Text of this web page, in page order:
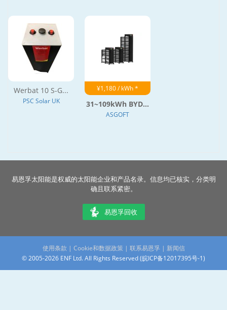
Werbat 10 S-G...
PSC Solar UK
¥1,180 / kWh *
31~109kWh BYD...
ASGOFT
易恩孚太阳能是权威的太阳能企业和产品名录。信息均已核实，分类明
确且联系紧密。
易恩孚回收
使用条款 | Cookie和数据政策| 联系易恩孚 | 新闻信
© 2005-2026 ENF Ltd. All Rights Reserved (皖ICP备12017395号-1)